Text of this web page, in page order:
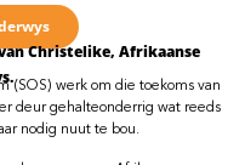
Christelike, Afrikaanse
(SOS) werk om die toekoms van
deur gehalteonderrig wat reeds
nodig nuut te bou.